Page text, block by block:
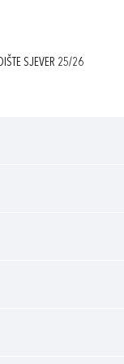
SJEVER 25/26